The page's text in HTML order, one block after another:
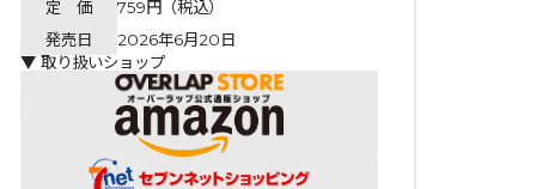
定 価
759円（税込）
発売日
2026年6月20日
▼ 取り扱いショップ